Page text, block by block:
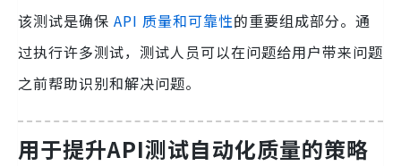
该测试是确保 API 质量和可靠性的重要组成部分。通
过执行许多测试，测试人员可以在问题给用户带来问题
之前帮助识别和解决问题。
用于提升API测试自动化质量的策略